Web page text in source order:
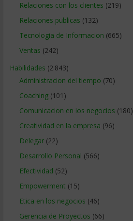
Relaciones con los clientes (219)
Relaciones publicas (132)
Tecnologia de Informacion (665)
Ventas (242)
Habilidades (2.843)
Administracion del tiempo (70)
Coaching(101)
Comunicacion en los negocios (180)
Creatividad en la empresa (96)
Delegar(22)
Desarrollo Personal (566)
Efectividad (52)
Empowerment (15)
Etica en los negocios (46)
Gerencia de Proyectos (66)